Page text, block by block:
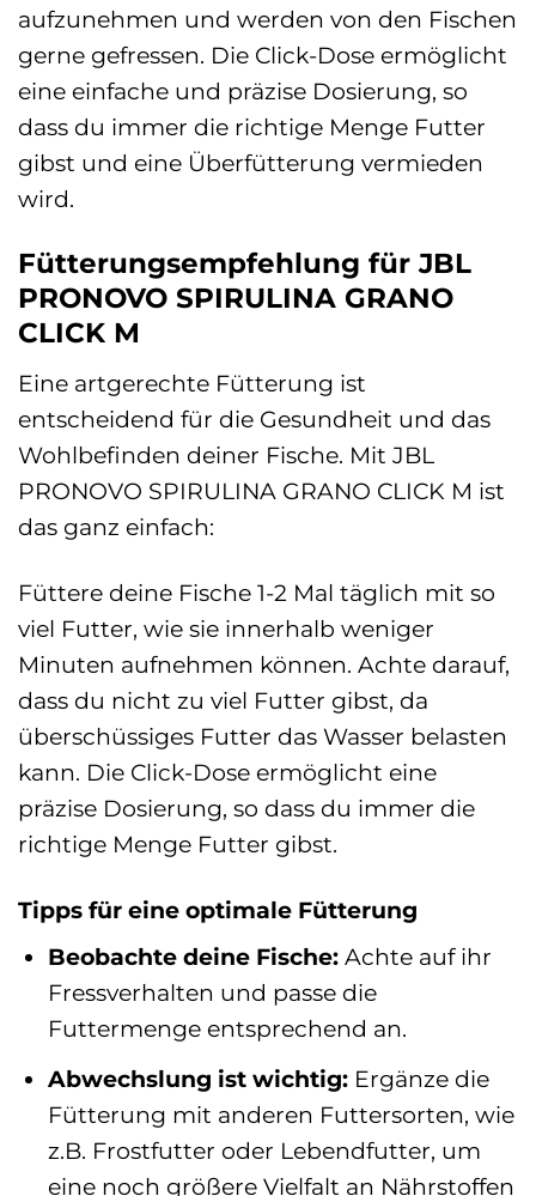
aufzunehmen und werden von den Fischen
gerne gefressen. Die Click-Dose ermöglicht
eine einfache und präzise Dosierung, so
dass du immer die richtige Menge Futter
gibst und eine Überfütterung vermieden
wird.
Fütterungsempfehlung für JBL
PRONOVO SPIRULINA GRANO
CLICK M
Eine artgerechte Fütterung ist
entscheidend für die Gesundheit und das
Wohlbefinden deiner Fische. Mit JBL
PRONOVO SPIRULINA GRANO CLICK M ist
das ganz einfach:
Füttere deine Fische 1-2 Mal täglich mit so
viel Futter, wie sie innerhalb weniger
Minuten aufnehmen können. Achte darauf,
dass du nicht zu viel Futter gibst, da
überschüssiges Futter das Wasser belasten
kann. Die Click-Dose ermöglicht eine
präzise Dosierung, so dass du immer die
richtige Menge Futter gibst.
Tipps für eine optimale Fütterung
Beobachte deine Fische:Achte auf ihr
Fressverhalten und passe die
Futtermenge entsprechend an.
Abwechslung ist wichtig:Ergänze die
Fütterung mit anderen Futtersorten, wie
z.B. Frostfutter oder Lebendfutter, um
eine noch größere Vielfalt an Nährstoffen